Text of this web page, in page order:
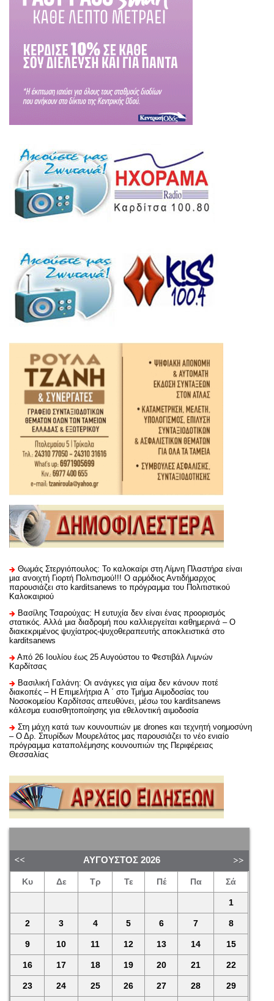
Θωμάς Στεργιόπουλος: Το καλοκαίρι στη Λίμνη Πλαστήρα είναι
μια ανοιχτή Γιορτή Πολιτισμού!!! Ο αρμόδιος Αντιδήμαρχος
παρουσιάζει στο karditsanews το πρόγραμμα του Πολιτιστικού
Καλοκαιριού
Βασίλης Τσαρούχας: Η ευτυχία δεν είναι ένας προορισμός
στατικός. Αλλά μια διαδρομή που καλλιεργείται καθημερινά – Ο
διακεκριμένος ψυχίατρος-ψυχοθεραπευτής αποκλειστικά στο
karditsanews
Από 26 Ιουλίου έως 25 Αυγούστου το Φεστιβάλ Λιμνών
Καρδίτσας
Βασιλική Γαλάνη: Οι ανάγκες για αίμα δεν κάνουν ποτέ
διακοπές – Η Επιμελήτρια Α ΄ στο Τμήμα Αιμοδοσίας του
Νοσοκομείου Καρδίτσας απευθύνει, μέσω του karditsanews
κάλεσμα ευαισθητοποίησης για εθελοντική αιμοδοσία
Στη μάχη κατά των κουνουπιών με drones και τεχνητή νοημοσύνη
– Ο Δρ. Σπυρίδων Μουρελάτος μας παρουσιάζει το νέο ενιαίο
πρόγραμμα καταπολέμησης κουνουπιών της Περιφέρειας
Θεσσαλίας
ΑΎΓΟΥΣΤΟΣ 2026
Κυ Δε Τρ Τε Πέ Πα Σά
1
2 3 4 5 6 7 8
9 10 11 12 13 14 15
16 17 18 19 20 21 22
23 24 25 26 27 28 29